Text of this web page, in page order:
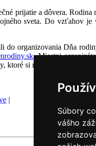
Súbory
vášho
prijatie a dôvera.
sveta. Do vzťahov
do organizovania Dňa
. Miestni
ktoré si môžu jednoducho
|